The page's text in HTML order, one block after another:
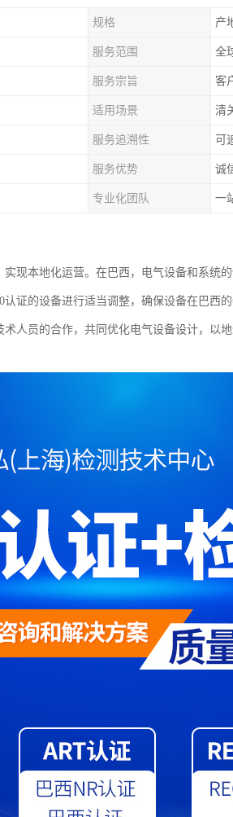
规格 产
服务范围 全
服务宗旨 客
适用场景 清
服务追溯性 可
服务优势 诚
专业化团队 一
现本地化运营。在巴西，电气设备和系统
证的设备进行适当调整，确保设备在巴西
人员的合作，共同优化电气设备设计，以